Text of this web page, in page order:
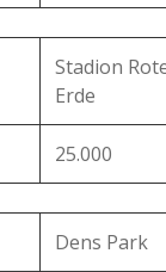
Stadion
Erde
25.000
Dens Park